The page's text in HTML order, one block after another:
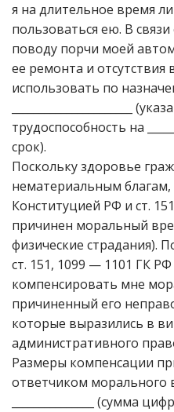
я на длительное время
пользоваться ею. В
поводу порчи моей
ее ремонта и отсутствия
использовать по
______________________
трудоспособность на
срок).
Поскольку здоровье
нематериальным
Конституцией РФ и ст.
причинен моральный
физические страдания).
ст. 151, 1099 — 1101 ГК
компенсировать мне
причиненный его
которые выразились в
административного
Размеры компенсации
ответчиком морального
_______________ (сумма